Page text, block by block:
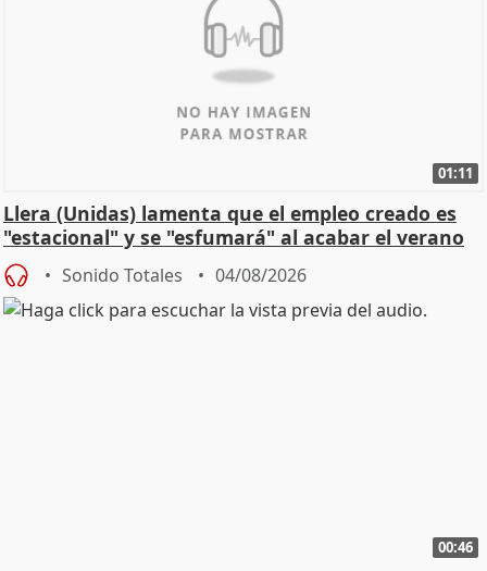
01:11
Llera (Unidas) lamenta que el empleo creado es
"estacional" y se "esfumará" al acabar el verano
Sonido Totales 04/08/2026
00:46